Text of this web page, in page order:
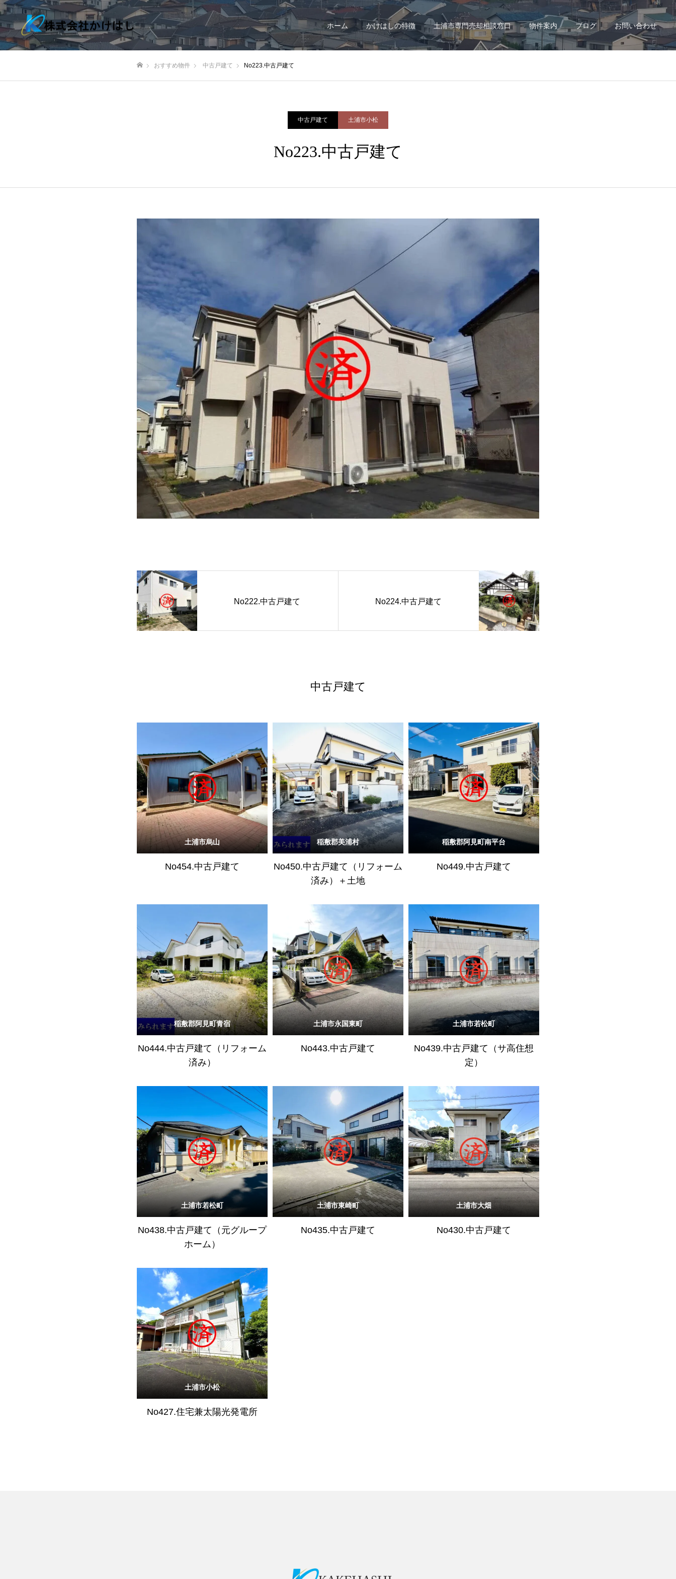
ホーム かけはしの特徴 土浦市専門売却相談窓口 物件案内 ブログ お問い合わせ
おすすめ物件 中古戸建て No223.中古戸建て
中古戸建て 土浦市小松
No223.中古戸建て
No222.中古戸建て No224.中古戸建て
中古戸建て
土浦市烏山
No454.中古戸建て
稲敷郡美浦村
No450.中古戸建て（リフォーム
済み）＋土地
稲敷郡阿見町南平台
No449.中古戸建て
稲敷郡阿見町青宿
No444.中古戸建て（リフォーム
済み）
土浦市永国東町
No443.中古戸建て
土浦市若松町
No439.中古戸建て（サ高住想
定）
土浦市若松町
No438.中古戸建て（元グループ
ホーム）
土浦市東崎町
No435.中古戸建て
土浦市大畑
No430.中古戸建て
土浦市小松
No427.住宅兼太陽光発電所